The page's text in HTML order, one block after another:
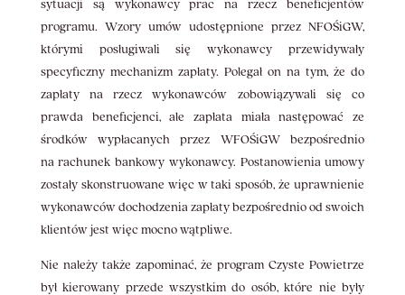
sytuacji są wykonawcy prac na rzecz beneficjentów
programu. Wzory umów udostępnione przez NFOŚiGW,
którymi posługiwali się wykonawcy przewidywały
specyficzny mechanizm zapłaty. Polegał on na tym, że do
zapłaty na rzecz wykonawców zobowiązywali się co
prawda beneficjenci, ale zapłata miała następować ze
środków wypłacanych przez WFOŚiGW bezpośrednio
na rachunek bankowy wykonawcy. Postanowienia umowy
zostały skonstruowane więc w taki sposób, że uprawnienie
wykonawców dochodzenia zapłaty bezpośrednio od swoich
klientów jest więc mocno wątpliwe.
Nie należy także zapominać, że program Czyste Powietrze
był kierowany przede wszystkim do osób, które nie były